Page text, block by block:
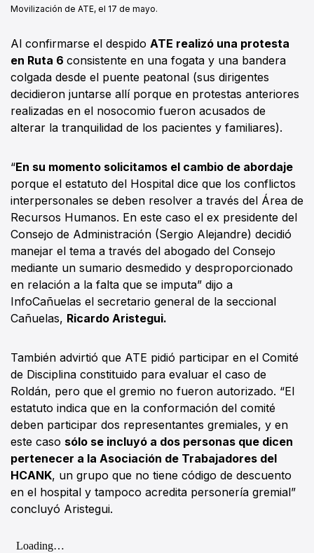
Movilización de ATE, el 17 de mayo.
Al confirmarse el despido ATE realizó una protesta
en Ruta 6 consistente en una fogata y una bandera
colgada desde el puente peatonal (sus dirigentes
decidieron juntarse allí porque en protestas anteriores
realizadas en el nosocomio fueron acusados de
alterar la tranquilidad de los pacientes y familiares).
“En su momento solicitamos el cambio de abordaje
porque el estatuto del Hospital dice que los conflictos
interpersonales se deben resolver a través del Área de
Recursos Humanos. En este caso el ex presidente del
Consejo de Administración (Sergio Alejandre) decidió
manejar el tema a través del abogado del Consejo
mediante un sumario desmedido y desproporcionado
en relación a la falta que se imputa” dijo a
InfoCañuelas el secretario general de la seccional
Cañuelas, Ricardo Aristegui.
También advirtió que ATE pidió participar en el Comité
de Disciplina constituido para evaluar el caso de
Roldán, pero que el gremio no fueron autorizado. “El
estatuto indica que en la conformación del comité
deben participar dos representantes gremiales, y en
este caso sólo se incluyó a dos personas que dicen
pertenecer a la Asociación de Trabajadores del
HCANK, un grupo que no tiene código de descuento
en el hospital y tampoco acredita personería gremial”
concluyó Aristegui.